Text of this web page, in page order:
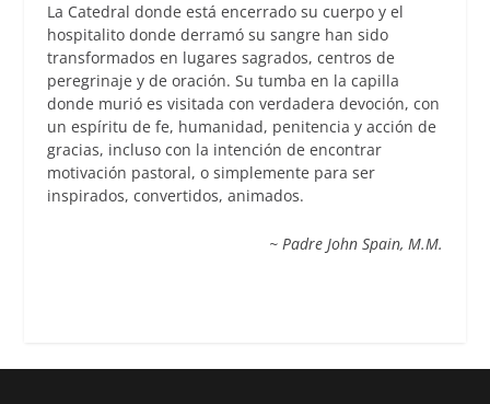
La Catedral donde está encerrado su cuerpo y el
hospitalito donde derramó su sangre han sido
transformados en lugares sagrados, centros de
peregrinaje y de oración. Su tumba en la capilla
donde murió es visitada con verdadera devoción, con
un espíritu de fe, humanidad, penitencia y acción de
gracias, incluso con la intención de encontrar
motivación pastoral, o simplemente para ser
inspirados, convertidos, animados.
~ Padre John Spain, M.M.